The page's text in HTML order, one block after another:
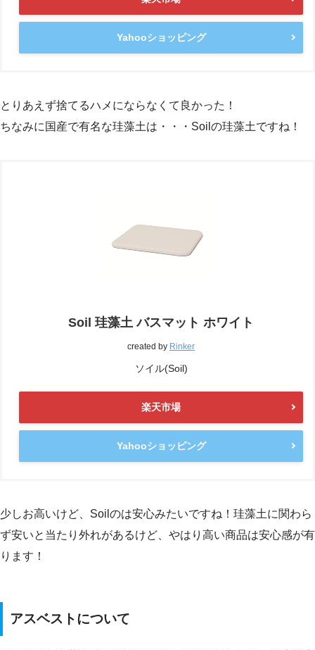
Yahooショッピング
とりあえず捨てるハメにならなくて良かった！
ちなみに国産で有名な珪藻土は・・・Soilの珪藻土ですね！
Soil 珪藻土 バスマット ホワイト
created by Rinker
ソイル(Soil)
楽天市場
Yahooショッピング
少しお高いけど、Soilのは安心みたいですね！珪藻土に関わら
ず安いと当たり外れがあるけど、やはり高い商品は安心感が有
ります！
アスベストについて